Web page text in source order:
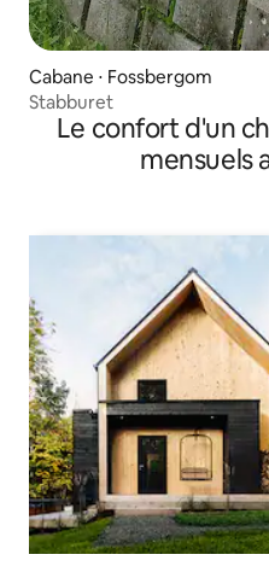
Cabane ⋅ Fossbergom
Stabburet
Le confort d'un
mensuels